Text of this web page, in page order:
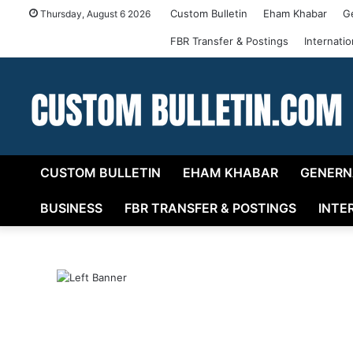
Thursday, August 6 2026 Custom Bulletin Eham Khabar
FBR Transfer & Postings
CUSTOM BULLETIN EHAM KHABAR
BUSINESS FBR TRANSFER & POSTINGS